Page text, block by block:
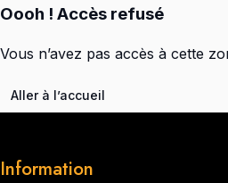
Oooh ! Accès refusé
Vous n’avez pas accès à cette
Aller à l’accueil
Information